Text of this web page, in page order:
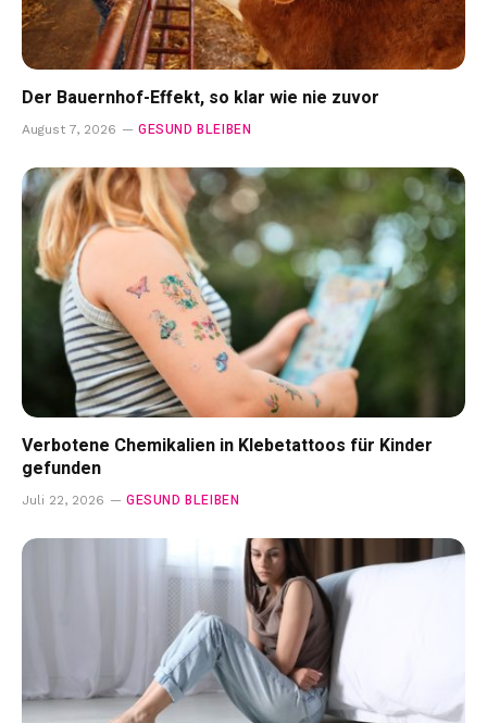
Der Bauernhof-Effekt, so klar wie nie zuvor
August 7, 2026 GESUND BLEIBEN
Verbotene Chemikalien in Klebetattoos für Kinder
gefunden
Juli 22, 2026 GESUND BLEIBEN